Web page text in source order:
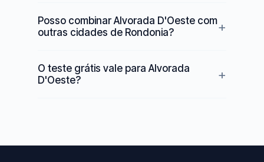
Posso combinar Alvorada D'Oeste com
outras cidades de Rondonia?
O teste grátis vale para Alvorada
D'Oeste?